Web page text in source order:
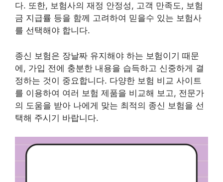
다. 또한, 보험사의 재정 안정성, 고객 만족도, 보험
금 지급률 등을 함께 고려하여 믿을수 있는 보험사
를 선택해야 합니다.
종신 보험은 장날짜 유지해야 하는 보험이기 때문
에, 가입 전에 충분한 내용을 습득하고 신중하게 결
정하는 것이 중요합니다. 다양한 보험 비교 사이트
를 이용하여 여러 보험 제품을 비교해 보고, 전문가
의 도움을 받아 나에게 맞는 최적의 종신 보험을 선
택해 주시기 바랍니다.